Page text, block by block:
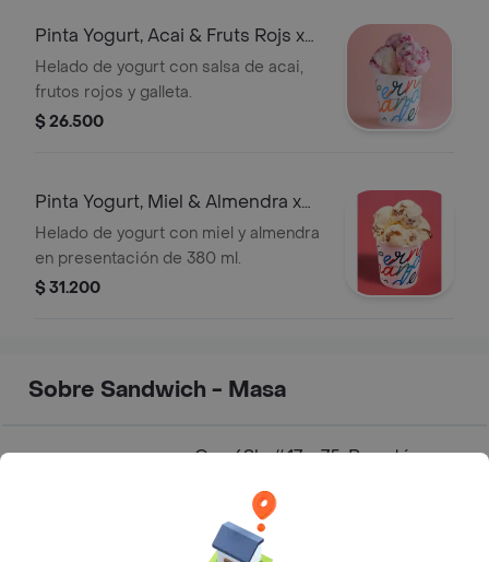
Pinta Yogurt, Acai & Fruts Rojs x
385 Gr
Helado de yogurt con salsa de acai,
frutos rojos y galleta.
$ 26.500
Pinta Yogurt, Miel & Almendra x
380
Helado de yogurt con miel y almendra
en presentación de 380 ml.
$ 31.200
Sobre Sandwich - Masa
Cra. 69b #17a-75, Bogotá,
Sánduches